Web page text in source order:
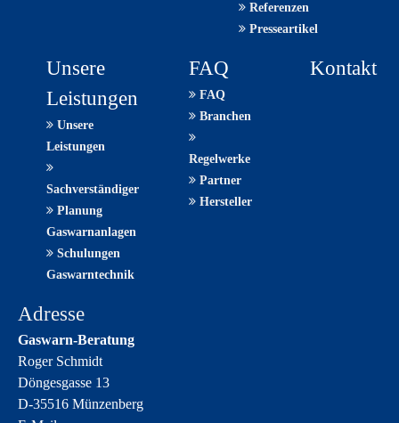
Referenzen
Presseartikel
Unsere
Leistungen
Unsere
Leistungen
Sachverständiger
Planung
Gaswarnanlagen
Schulungen
Gaswarntechnik
FAQ
FAQ
Branchen
Regelwerke
Partner
Hersteller
Kontakt
Adresse
Gaswarn-Beratung
Roger Schmidt
Döngesgasse 13
D-35516 Münzenberg